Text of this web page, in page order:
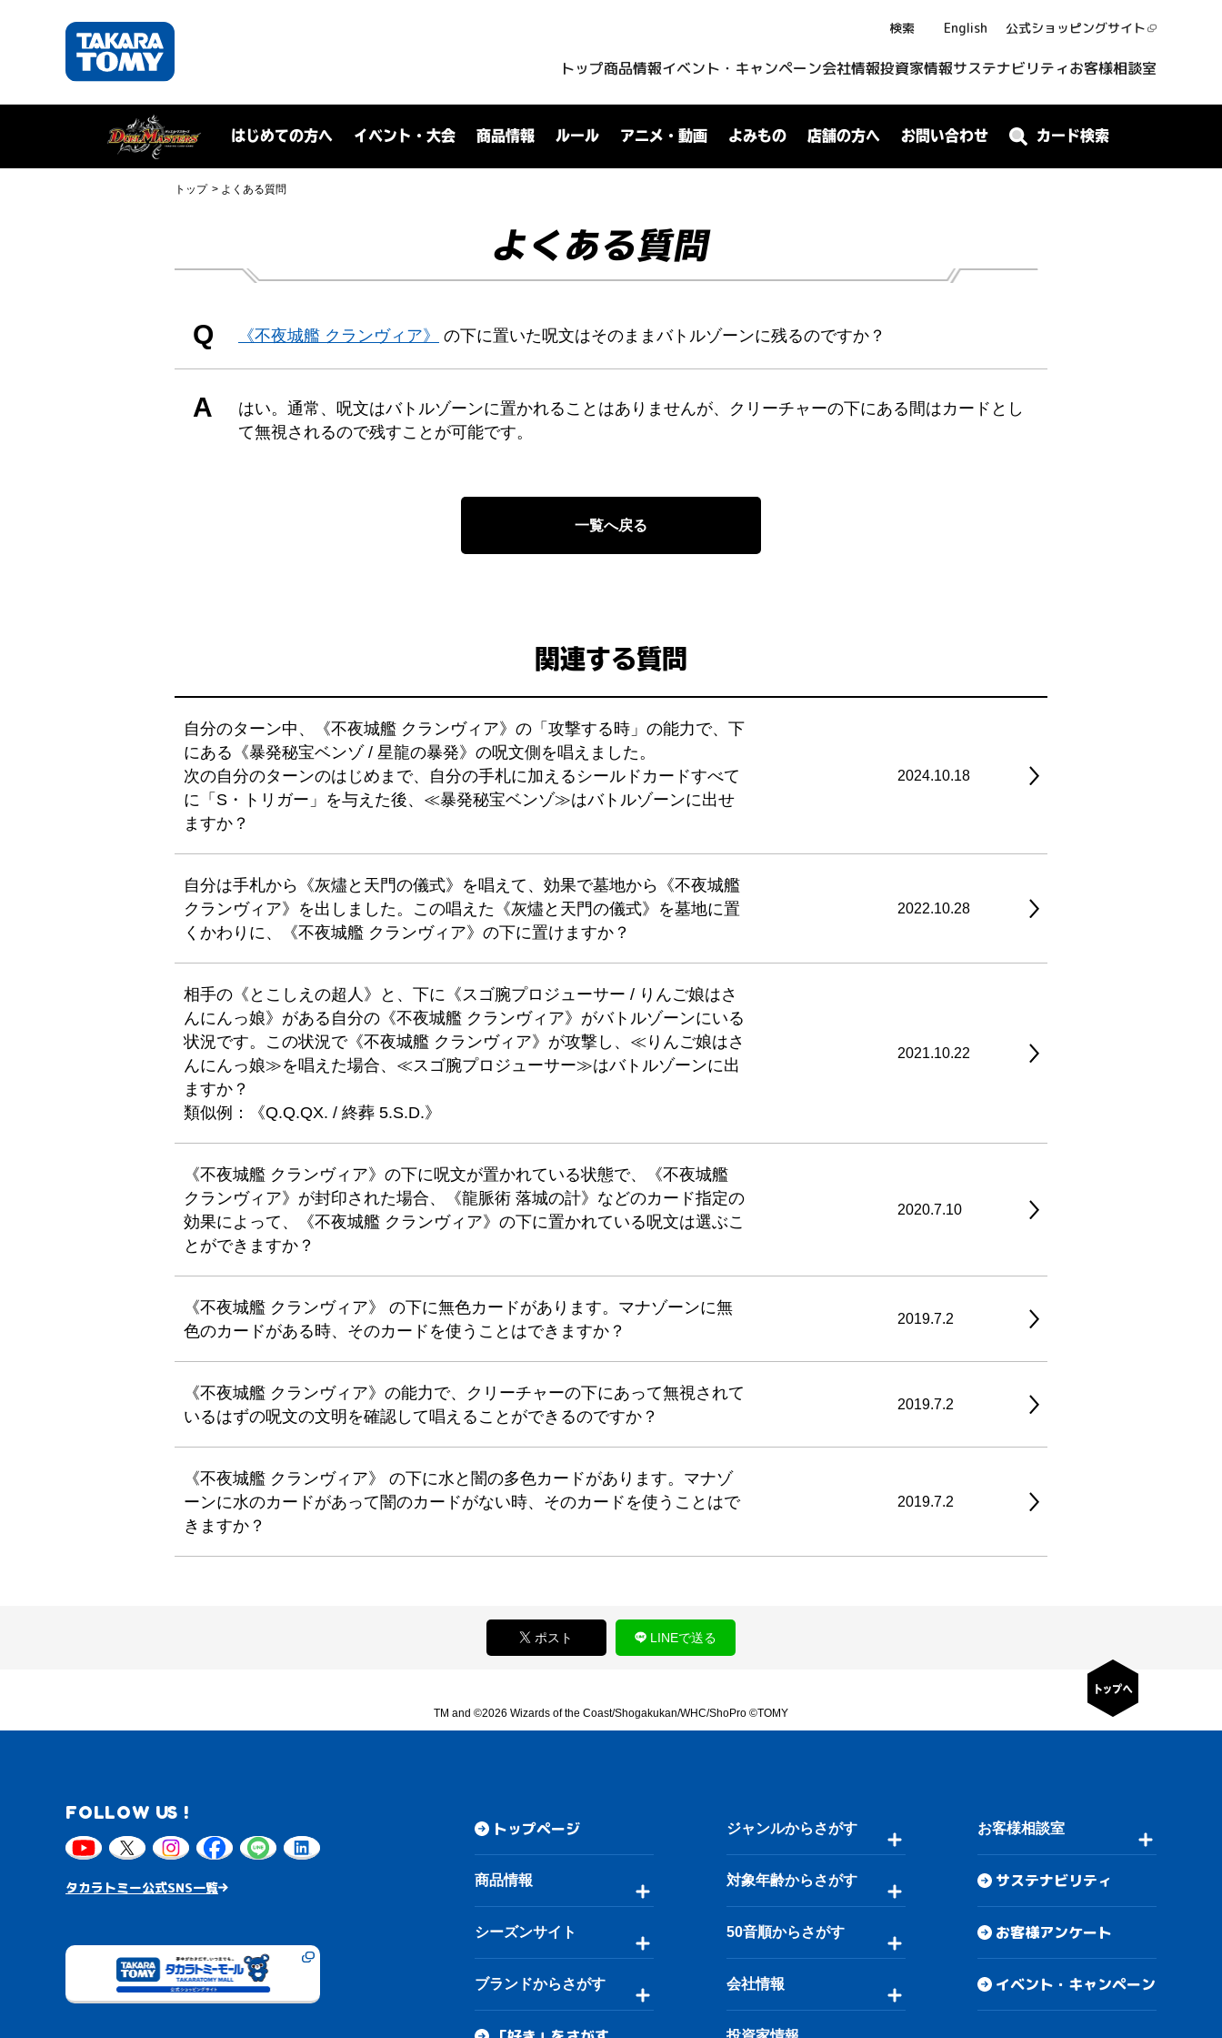
検索 English 公式ショッピングサイト
トップ商品情報イベント・キャンペーン会社情報投資家情報サステナビリティお客様相談室
はじめての方へ イベント・大会 商品情報 ルール アニメ・動画 よみもの 店舗の方へ お問い合わせ カード検索
トップ よくある質問
よくある質問
Q 《不夜城艦 クランヴィア》 の下に置いた呪文はそのままバトルゾーンに残るのですか？
A
はい。通常、呪文はバトルゾーンに置かれることはありませんが、クリーチャーの下にある間はカードとし
て無視されるので残すことが可能です。
一覧へ戻る
関連する質問
自分のターン中、《不夜城艦 クランヴィア》の「攻撃する時」の能力で、下
にある《暴発秘宝ベンゾ / 星龍の暴発》の呪文側を唱えました。
次の自分のターンのはじめまで、自分の手札に加えるシールドカードすべて
に「S・トリガー」を与えた後、≪暴発秘宝ベンゾ≫はバトルゾーンに出せ
ますか？
2024.10.18
自分は手札から《灰燼と天門の儀式》を唱えて、効果で墓地から《不夜城艦
クランヴィア》を出しました。この唱えた《灰燼と天門の儀式》を墓地に置
くかわりに、《不夜城艦 クランヴィア》の下に置けますか？
2022.10.28
相手の《とこしえの超人》と、下に《スゴ腕プロジューサー / りんご娘はさ
んにんっ娘》がある自分の《不夜城艦 クランヴィア》がバトルゾーンにいる
状況です。この状況で《不夜城艦 クランヴィア》が攻撃し、≪りんご娘はさ
んにんっ娘≫を唱えた場合、≪スゴ腕プロジューサー≫はバトルゾーンに出
ますか？
類似例：《Q.Q.QX. / 終葬 5.S.D.》
2021.10.22
《不夜城艦 クランヴィア》の下に呪文が置かれている状態で、《不夜城艦
クランヴィア》が封印された場合、《龍脈術 落城の計》などのカード指定の
効果によって、《不夜城艦 クランヴィア》の下に置かれている呪文は選ぶこ
とができますか？
2020.7.10
《不夜城艦 クランヴィア》 の下に無色カードがあります。マナゾーンに無
色のカードがある時、そのカードを使うことはできますか？
2019.7.2
《不夜城艦 クランヴィア》の能力で、クリーチャーの下にあって無視されて
いるはずの呪文の文明を確認して唱えることができるのですか？
2019.7.2
《不夜城艦 クランヴィア》 の下に水と闇の多色カードがあります。マナゾ
ーンに水のカードがあって闇のカードがない時、そのカードを使うことはで
きますか？
2019.7.2
ポスト LINEで送る
TM and ©2026 Wizards of the Coast/Shogakukan/WHC/ShoPro ©TOMY
FOLLOW US !
タカラトミー公式SNS一覧
トップページ
商品情報
シーズンサイト
ブランドからさがす
ジャンルからさがす
対象年齢からさがす
50音順からさがす
会社情報
お客様相談室
サステナビリティ
お客様アンケート
イベント・キャンペーン